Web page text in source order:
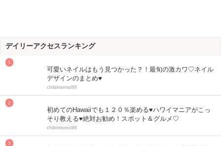
デイリーアクセスランキング
可愛いネイルはもう見つかった？！最旬の激カワ♡ネイル
デザインのまとめ♥
chibimomo88
初めてのHawaiiでも１２０％楽める♥ハワイマニアがこっ
そり教える♥絶対お勧め！スポット＆グルメ♡
chibimomo88